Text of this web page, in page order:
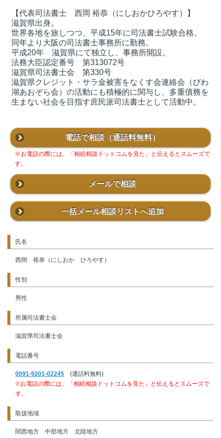
【代表司法書士 西岡 裕恭（にしおかひろやす）】
滋賀県出身。
世界各地を旅しつつ、平成15年に司法書士試験合格。
同年より大阪の司法書士事務所に勤務。
平成20年 滋賀県にて独立し、事務所開設。
法務大臣認定番号 第313072号
滋賀県司法書士会 第330号
滋賀県クレジット・サラ金被害をなくす会連絡会（びわ
湖あおぞら会）の活動にも積極的に関与し、多重債務を
生まない社会を目指す庶民派司法書士として活動中。
電話で相談 （通話料無料）
※お電話の際には、「相続相談ドットコムを見た」と伝えるとスムーズで
す。
メールで相談
一括メール相談リストへ追加
氏名
西岡 裕恭（にしおか ひろやす）
性別
男性
所属司法書士会
滋賀県司法書士会
電話番号
0091-9201-02245
(通話料無料)
※お電話の際には、「相続相談ドットコムを見た」と伝えるとスムーズで
す。
取扱地域
関西地方 中部地方 北陸地方